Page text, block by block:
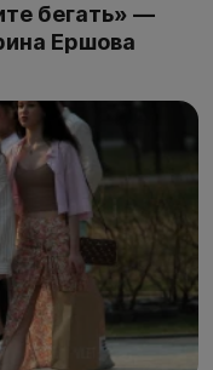
бегать» —
Ершова